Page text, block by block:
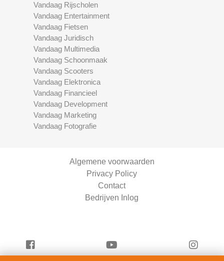
Vandaag Rijscholen
Vandaag Entertainment
Vandaag Fietsen
Vandaag Juridisch
Vandaag Multimedia
Vandaag Schoonmaak
Vandaag Scooters
Vandaag Elektronica
Vandaag Financieel
Vandaag Development
Vandaag Marketing
Vandaag Fotografie
Algemene voorwaarden
Privacy Policy
Contact
Bedrijven Inlog